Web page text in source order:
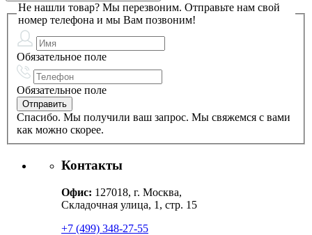
Не нашли товар? Мы перезвоним. Отправьте нам свой
номер телефона и мы Вам позвоним!
Обязательное поле
Обязательное поле
Спасибо. Мы получили ваш запрос. Мы свяжемся с вами
как можно скорее.
Контакты
Офис: 127018, г. Москва,
Складочная улица, 1, стр. 15
+7 (499) 348-27-55